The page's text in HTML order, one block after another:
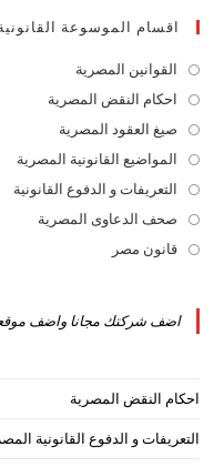
اقسام الموسوعة
القوانين المصرية
in
a
new
tab
احكام النقض المصرية
a
new
صيغ العقود المصرية
in
a
new
المواضيع القانونية المصرية
inالتعريفات و الدفوع القانونية
صحف الدعاوى المصرية
tab
قانون مصر
new
اضف شركتك مجانا واضف
احكام النقض المصرية
التعريفات و الدفوع القانونية